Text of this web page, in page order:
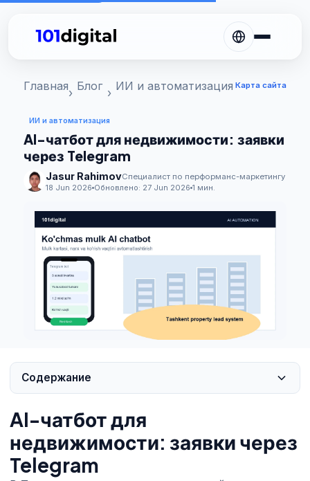
Главная Блог ИИ и автоматизация Карта сайта
ИИ и автоматизация
AI-чатбот для недвижимости: заявки
через Telegram
Jasur RahimovСпециалист по перформанс-маркетингу
18 Jun 2026 Обновлено: 27 Jun 2026 1 мин.
Содержание
AI-чатбот для
недвижимости: заявки через
Telegram